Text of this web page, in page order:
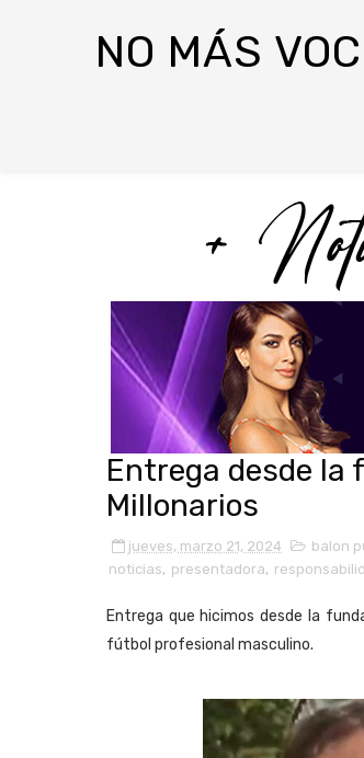
NO MÁS
Entrega desde la
Millonarios
jueves, marzo 21, 2024 balon
noticias, presentadora,
Entrega que hicimos desde la
fútbol profesional masculino.